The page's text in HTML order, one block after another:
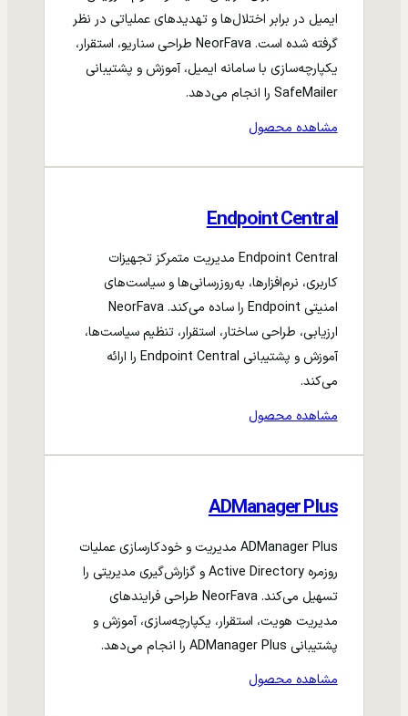
ایمیل در برابر اختلال‌ها و تهدیدهای عملیاتی در نظر
گرفته شده است. NeorFava طراحی سناریو، استقرار،
یکپارچه‌سازی با سامانه ایمیل، آموزش و پشتیبانی
SafeMailer را انجام می‌دهد.
مشاهده محصول
Endpoint Central
Endpoint Central مدیریت متمرکز تجهیزات
کاربری، نرم‌افزارها، به‌روزرسانی‌ها و سیاست‌های
امنیتی Endpoint را ساده می‌کند. NeorFava
ارزیابی، طراحی ساختار، استقرار، تنظیم سیاست‌ها،
آموزش و پشتیبانی Endpoint Central را ارائه
می‌کند.
مشاهده محصول
ADManager Plus
ADManager Plus مدیریت و خودکارسازی عملیات
روزمره Active Directory و گزارش‌گیری مدیریتی را
تسهیل می‌کند. NeorFava طراحی فرایندهای
مدیریت هویت، استقرار، یکپارچه‌سازی، آموزش و
پشتیبانی ADManager Plus را انجام می‌دهد.
مشاهده محصول